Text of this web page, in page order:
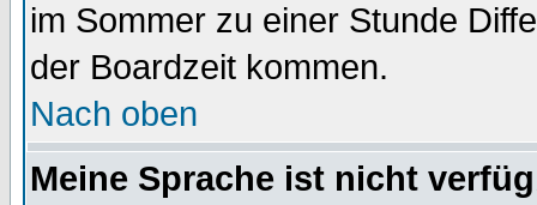
im Sommer zu einer Stunde
der Boardzeit kommen.
Nach oben
Meine Sprache ist nicht